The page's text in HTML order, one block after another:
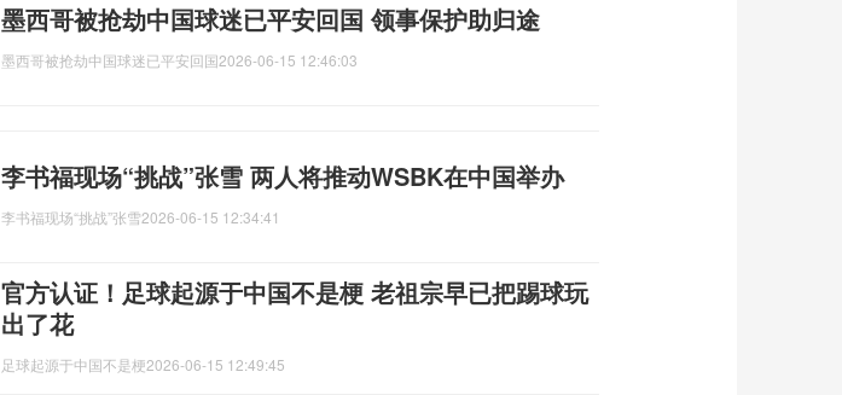
墨西哥被抢劫中国球迷已平安回国 领事保护助归途
墨西哥被抢劫中国球迷已平安回国2026-06-15 12:46:03
李书福现场“挑战”张雪 两人将推动WSBK在中国举办
李书福现场“挑战”张雪2026-06-15 12:34:41
官方认证！足球起源于中国不是梗 老祖宗早已把踢球玩
出了花
足球起源于中国不是梗2026-06-15 12:49:45